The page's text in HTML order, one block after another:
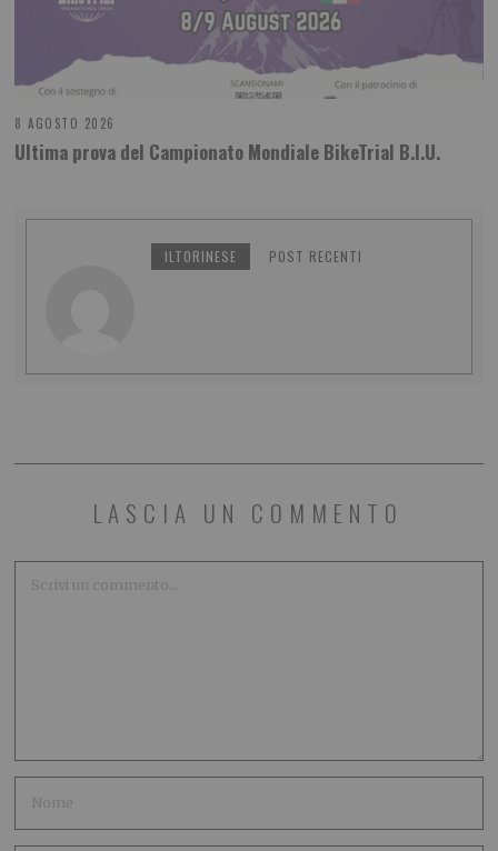
8 AGOSTO 2026
Ultima prova del Campionato Mondiale BikeTrial B.I.U.
ILTORINESE POST RECENTI
LASCIA UN COMMENTO